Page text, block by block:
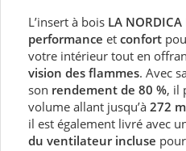
L’insert à bois LA
performance et confort
votre intérieur tout en
vision des flammes. Avec
son rendement de 80 %, il
volume allant jusqu’à 272
il est également livré avec
du ventilateur incluse